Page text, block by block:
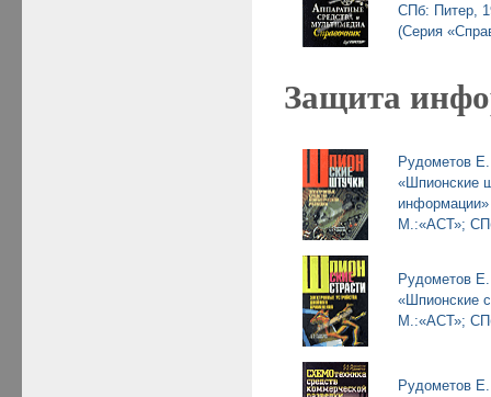
СПб: Питер,
(Серия
Защита
Рудометов
«Шпионские
информации»
М.:«АСТ»;
Рудометов
«Шпионские
М.:«АСТ»;
Рудометов